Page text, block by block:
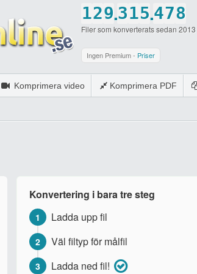
1
2
3
4
5
6
0
2
3
4
5
6
7
9
0
.3
4
5
6
7
8
1
2
3
4
5
6
0
5
6
7
8
9
0
.4
5
6
7
8
9
7
8
0
8
9
Filer som konverterats sedan 2013
Ingen Premium - Priser
Komprimera video Komprimera PDF
Konvertering i bara tre steg
1 Ladda upp fil
2 Väl filtyp för målfil
3 Ladda ned fil!